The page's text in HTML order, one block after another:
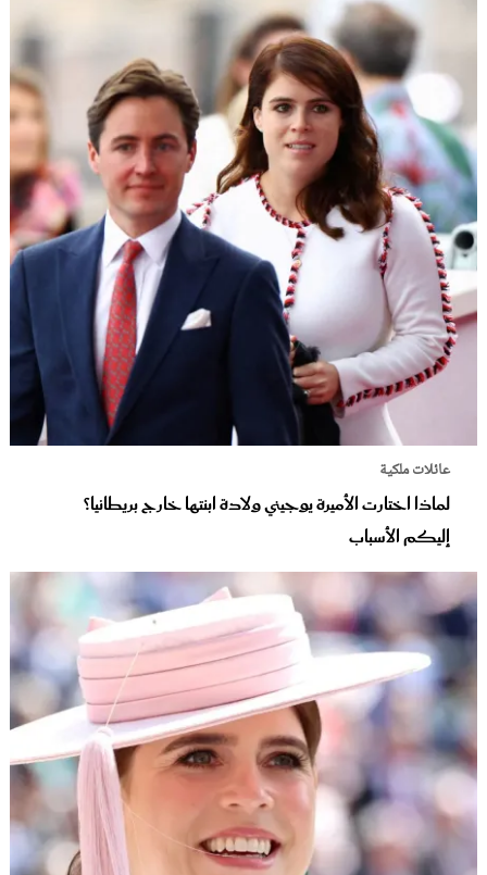
عائلات ملكية
لماذا اختارت الأميرة يوجيني ولادة ابنتها خارج بريطانيا؟
إليكم الأسباب